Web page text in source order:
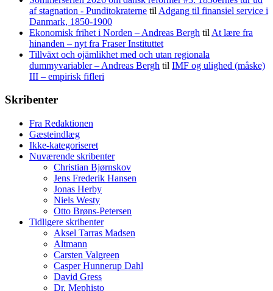
af stagnation - Punditokraterne til Adgang til finansiel service i
Danmark, 1850-1900
Ekonomisk frihet i Norden – Andreas Bergh til At lære fra
hinanden – nyt fra Fraser Instituttet
Tillväxt och ojämlikhet med och utan regionala
dummyvariabler – Andreas Bergh til IMF og ulighed (måske)
III – empirisk fifleri
Skribenter
Fra Redaktionen
Gæsteindlæg
Ikke-kategoriseret
Nuværende skribenter
Christian Bjørnskov
Jens Frederik Hansen
Jonas Herby
Niels Westy
Otto Brøns-Petersen
Tidligere skribenter
Aksel Tarras Madsen
Altmann
Carsten Valgreen
Casper Hunnerup Dahl
David Gress
Dr. Mephisto